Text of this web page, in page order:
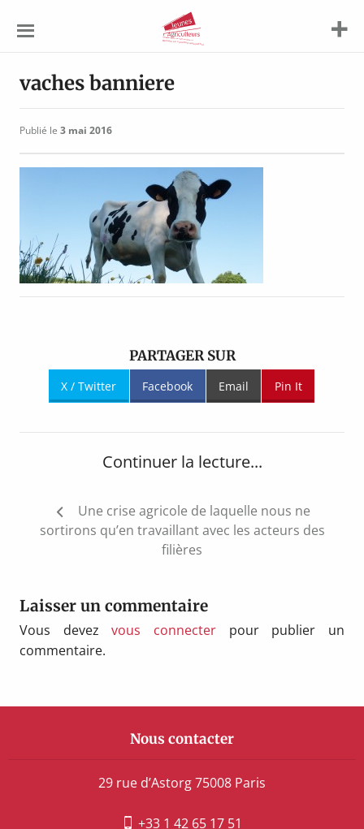
Agriculteurs
vaches banniere
Publié le 3 mai 2016
PARTAGER SUR
X / Twitter Facebook Email Pin It
Continuer la lecture...
Navigation
de
Une crise agricole de laquelle nous ne
sortirons qu’en travaillant avec les acteurs des
filières
Laisser un commentaire
Vous devezvous connecter pour publier un
commentaire.
Nous contacter
29 rue d’Astorg 75008 Paris
+33 1 42 65 17 51